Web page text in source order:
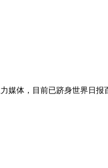
媒体，目前已跻身世界日